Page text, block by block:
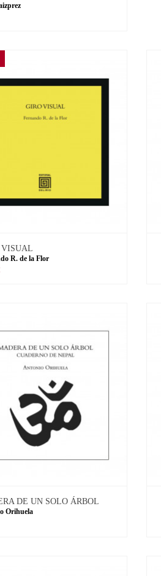
VISUAL
R. de la Flor
DE UN SOLO ÁRBOL
Orihuela